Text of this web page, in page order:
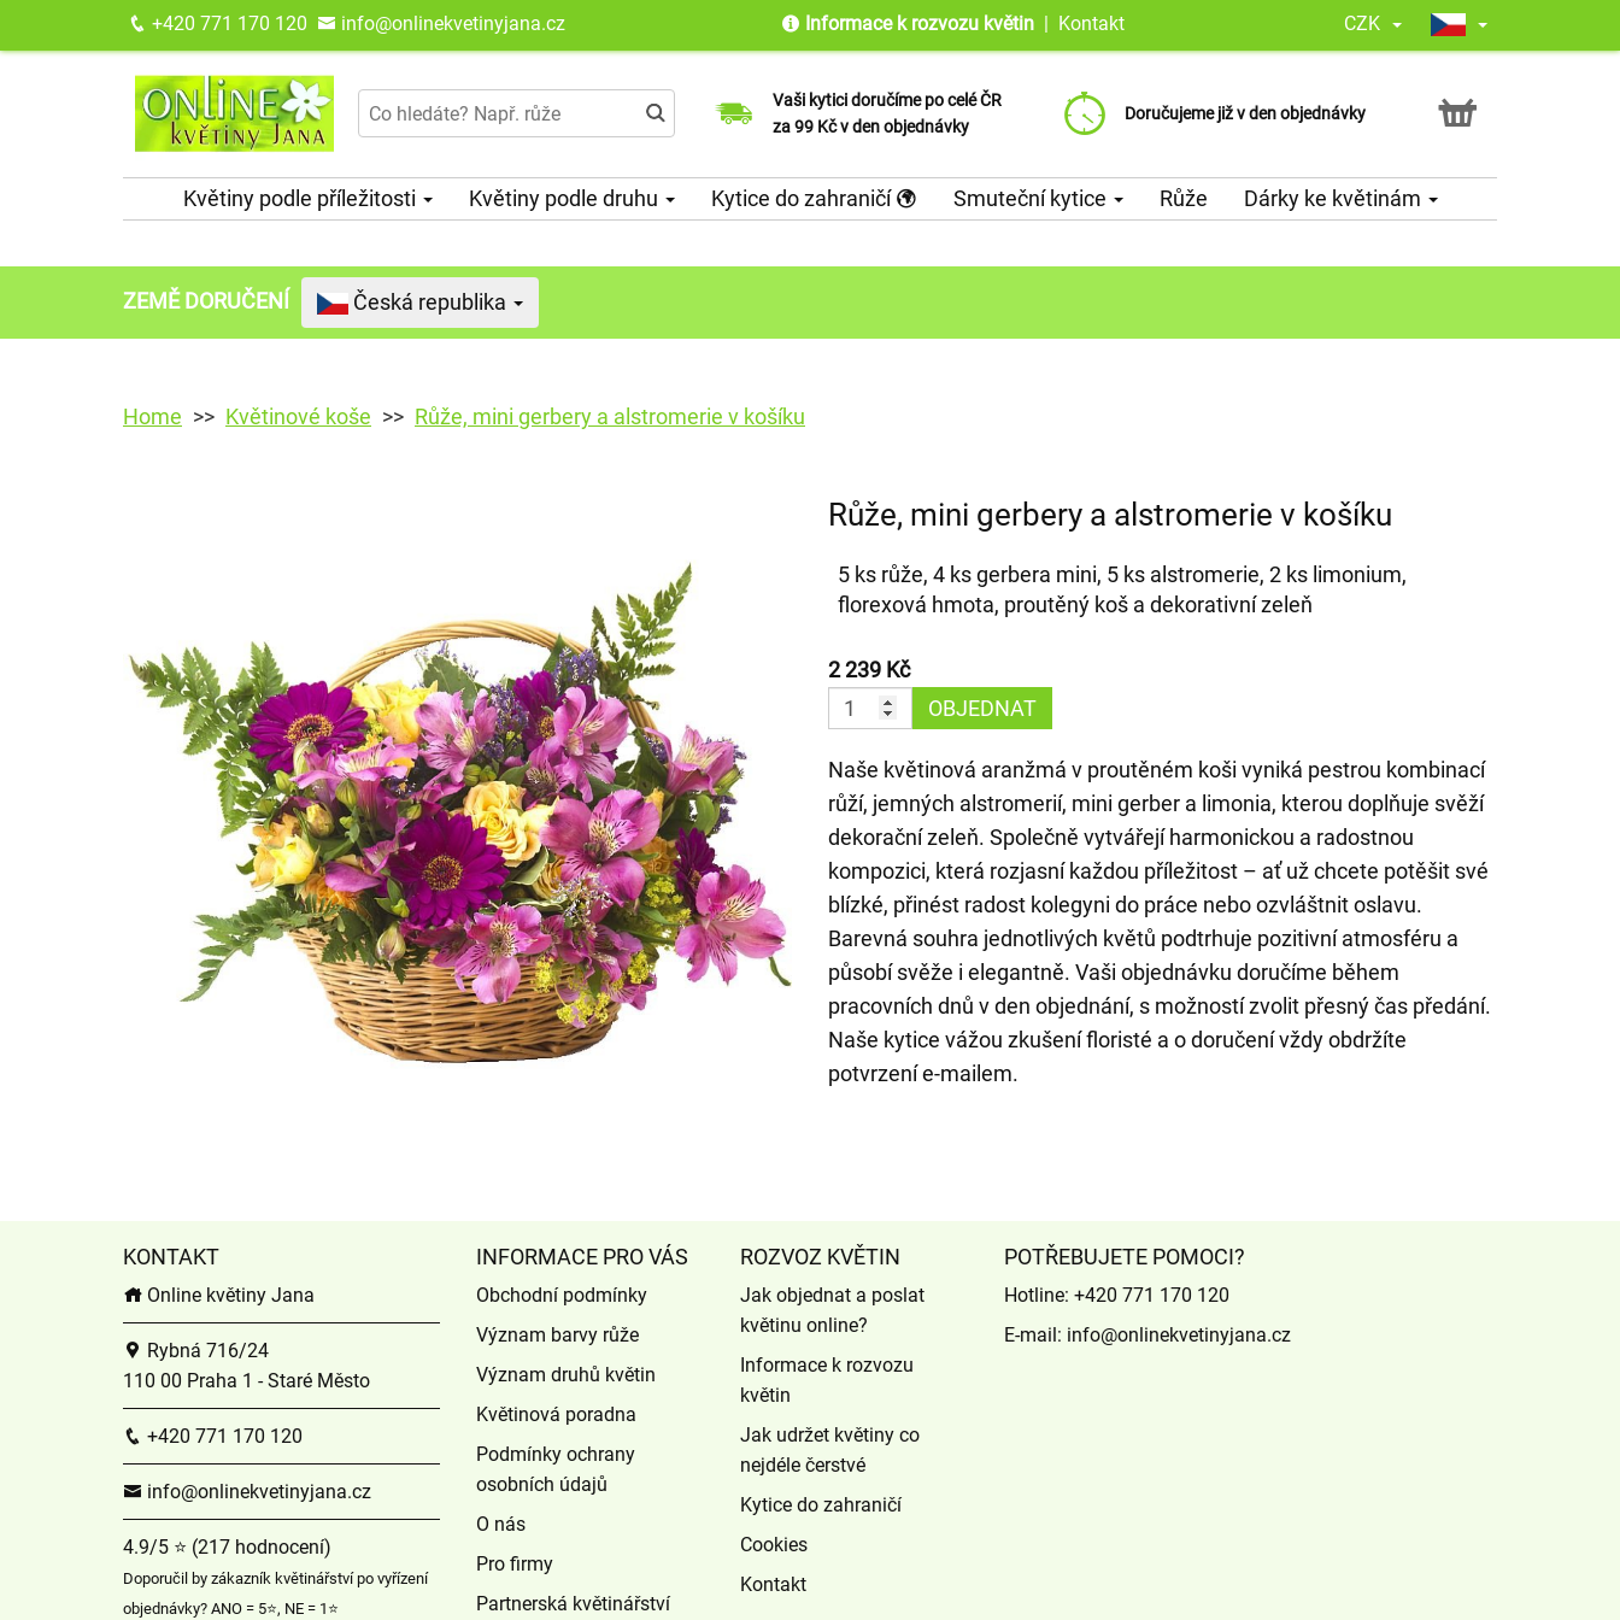
+420 771 170 120 info@onlinekvetinyjana.cz Informace k rozvozu květin | Kontakt CZK
Vaši kytici doručíme po celé ČR
za 99 Kč v den objednávky
Jsme tu pro Vás od objednání až po
doručení květin
Doručujeme do 100 zemí světa již od
roku 2010
Doručujeme již v den objednávky
Zaručení spolehlivosti, dle Google
nás zákazníci hodnotí 4,8 z 5,0
Překvapíme Vaší květinou
a doplníme ji o Vámi vybraný vzkaz
Květiny podle příležitosti Květiny podle druhu Kytice do zahraničí Smuteční kytice Růže Dárky ke květinám
ZEMĚ DORUČENÍ Česká republika
Home Květinové koše Růže, mini gerbery a alstromerie v košíku
Růže, mini gerbery a alstromerie v košíku
5 ks růže, 4 ks gerbera mini, 5 ks alstromerie, 2 ks limonium,
florexová hmota, proutěný koš a dekorativní zeleň
2 239 Kč
OBJEDNAT
Naše květinová aranžmá v proutěném koši vyniká pestrou kombinací
růží, jemných alstromerií, mini gerber a limonia, kterou doplňuje svěží
dekorační zeleň. Společně vytvářejí harmonickou a radostnou
kompozici, která rozjasní každou příležitost – ať už chcete potěšit své
blízké, přinést radost kolegyni do práce nebo ozvláštnit oslavu.
Barevná souhra jednotlivých květů podtrhuje pozitivní atmosféru a
působí svěže i elegantně. Vaši objednávku doručíme během
pracovních dnů v den objednání, s možností zvolit přesný čas předání.
Naše kytice vážou zkušení floristé a o doručení vždy obdržíte
potvrzení e-mailem.
KONTAKT
Online květiny Jana
Rybná 716/24
110 00 Praha 1 - Staré Město
+420 771 170 120
info@onlinekvetinyjana.cz
4.9/5 ⭐ (217 hodnocení)
Doporučil by zákazník květinářství po vyřízení
objednávky? ANO = 5⭐, NE = 1⭐
INFORMACE PRO VÁS
Obchodní podmínky
Význam barvy růže
Význam druhů květin
Květinová poradna
Podmínky ochrany
osobních údajů
O nás
Pro firmy
Partnerská květinářství
ROZVOZ KVĚTIN
Jak objednat a poslat
květinu online?
Informace k rozvozu
květin
Jak udržet květiny co
nejdéle čerstvé
Kytice do zahraničí
Cookies
Kontakt
POTŘEBUJETE POMOCI?
Hotline:+420 771 170 120
E-mail: info@onlinekvetinyjana.cz